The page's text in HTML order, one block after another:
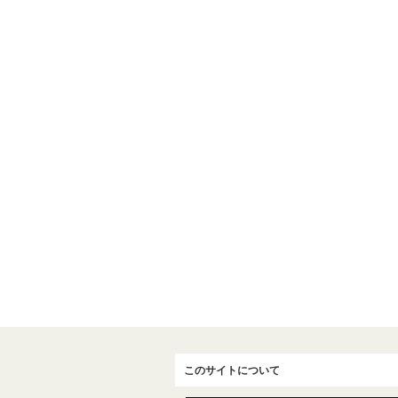
このサイトについて